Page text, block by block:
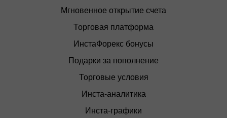
Мгновенное открытие счета
Торговая платформа
ИнстаФорекс бонусы
Подарки за пополнение
Торговые условия
Инста-аналитика
Инста-графики